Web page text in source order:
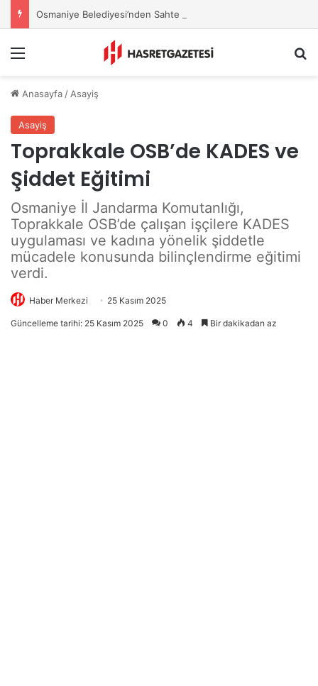
Osmaniye Belediyesi’nden Sahte Aramalara Kritik Uyarı
Anasayfa / Asayiş
Asayiş
Toprakkale OSB’de KADES ve
Şiddet Eğitimi
Osmaniye İl Jandarma Komutanlığı,
Toprakkale OSB’de çalışan işçilere KADES
uygulaması ve kadına yönelik şiddetle
mücadele konusunda bilinçlendirme eğitimi
verdi.
Haber Merkezi 25 Kasım 2025
Güncelleme tarihi: 25 Kasım 2025 0 4 Bir dakikadan az